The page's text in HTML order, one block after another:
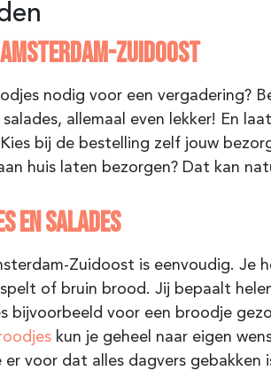
ZUIDOOST
nodig voor een vergadering?
allemaal even lekker! En
bij de bestelling zelf jouw
huis laten bezorgen? Dat kan
EN SALADES
Zuidoost is eenvoudig. Je
of bruin brood. Jij bepaalt
bijvoorbeeld voor een broodje
kun je geheel naar eigen
voor dat alles dagvers